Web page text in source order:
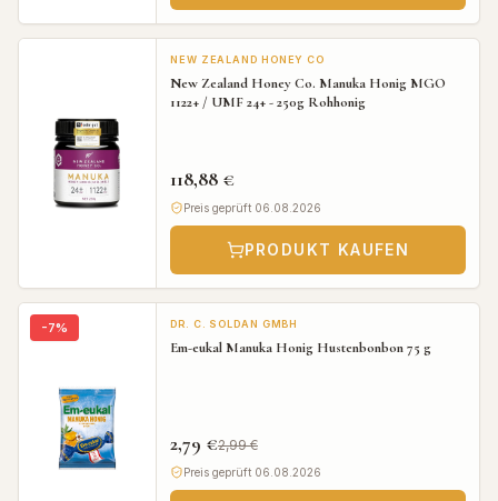
NEW ZEALAND HONEY CO
New Zealand Honey Co. Manuka Honig MGO
1122+ / UMF 24+ - 250g Rohhonig
118,88 €
Preis geprüft 06.08.2026
PRODUKT KAUFEN
-7% DR. C. SOLDAN GMBH
Em-eukal Manuka Honig Hustenbonbon 75 g
2,79 €2,99 €
Preis geprüft 06.08.2026